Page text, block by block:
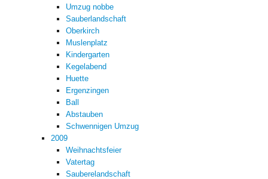
Umzug nobbe
Sauberlandschaft
Oberkirch
Muslenplatz
Kindergarten
Kegelabend
Huette
Ergenzingen
Ball
Abstauben
Schwennigen Umzug
2009
Weihnachtsfeier
Vatertag
Sauberelandschaft